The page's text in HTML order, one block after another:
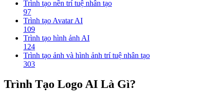
Trình tạo nền trí tuệ nhân tạo
97
Trình tạo Avatar AI
109
Trình tạo hình ảnh AI
124
Trình tạo ảnh và hình ảnh trí tuệ nhân tạo
303
Trình Tạo Logo AI Là Gì?